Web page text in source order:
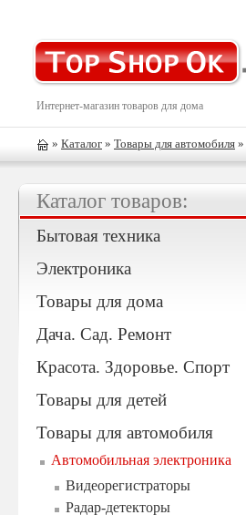
Интернет-магазин товаров для дома
» Каталог » Товары для автомобиля »
Каталог товаров:
Бытовая техника
Электроника
Товары для дома
Дача. Сад. Ремонт
Красота. Здоровье. Спорт
Товары для детей
Товары для автомобиля
Автомобильная электроника
Видеорегистраторы
Радар-детекторы